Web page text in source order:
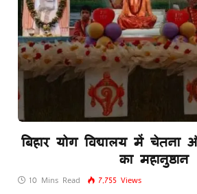
बिहार योग विद्यालय में चेतना
का महानुष्ठान
10 Mins Read 7,755 Views